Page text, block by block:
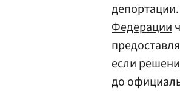
Федерации
если
до